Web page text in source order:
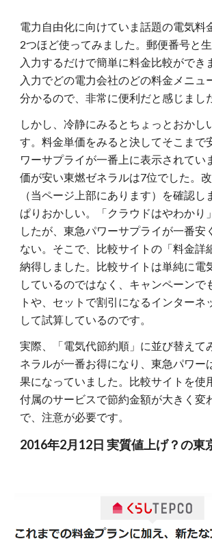
電力自由化に向けていま話題の電気料
2つほど使ってみました。郵便番号と
入力するだけで簡単に料金比較ができ
入力でどの電力会社のどの料金メニュ
分かるので、非常に便利だと感じまし
しかし、冷静にみるとちょっとおかし
す。料金単価をみると決してそこまで
ワーサプライが一番上に表示されてい
価が安い東燃ゼネラルは7位でした。
（当ページ上部にあります）を確認し
ぱりおかしい。「クラウドはやわかり
したが、東急パワーサプライが一番安
ない。そこで、比較サイトの「料金詳
納得しました。比較サイトは単純に電
しているのではなく、キャンペーンで
トや、セットで割引になるインターネ
して試算しているのです。
実際、「電気代節約順」に並び替えて
ネラルが一番お得になり、東急パワー
果になっていました。比較サイトを使
付属のサービスで節約金額が大きく変
で、注意が必要です。
2016年2月12日 実質値上げ？の東